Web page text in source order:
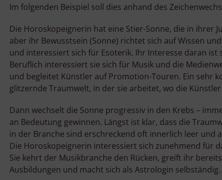
Im folgenden Beispiel soll dies anhand des
Die Horoskopeignerin hat eine Stier-Sonne, die in ihrer
aber ihr Bewusstsein (Sonne) richtet sich auf Wissen
und interessiert sich für Esoterik. Ihr Interesse daran
Beruflich interessiert sie sich für Musik und die
und begleitet Künstler auf Promotion-Touren. Ein sehr
glitzernde Traumwelt, in der sie arbeitet, wo die
Dann wechselt die Sonne progressiv in den Krebs –
an Bedeutung gewinnen. Längst ist klar, dass die
in der Branche sind erschreckend oft innerlich leer und
Die Horoskopeignerin interessiert sich zunehmend für
Sie kehrt der Musikbranche den Rücken, greift ihr
Ausbildungen und macht sich als Astrologin selbständig.